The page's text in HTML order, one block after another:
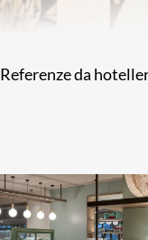
Referenze da